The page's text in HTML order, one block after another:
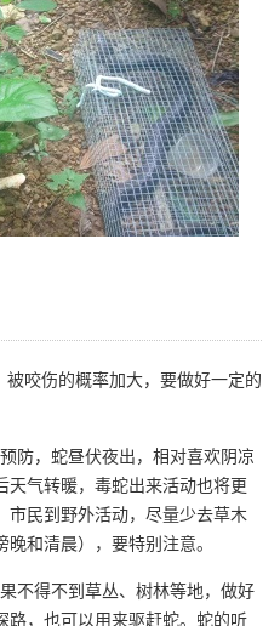
咬伤的概率加大，要做好一定的
防，蛇昼伏夜出，相对喜欢阴凉
天气转暖，毒蛇出来活动也将更
市民到野外活动，尽量少去草木
和清晨），要特别注意。
不得不到草丛、树林等地，做好
路，也可以用来驱赶蛇。蛇的听